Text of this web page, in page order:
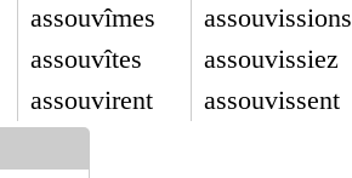
assouvîmes
assouvîtes
assouvirent
assouvissions
assouvissiez
assouvissent